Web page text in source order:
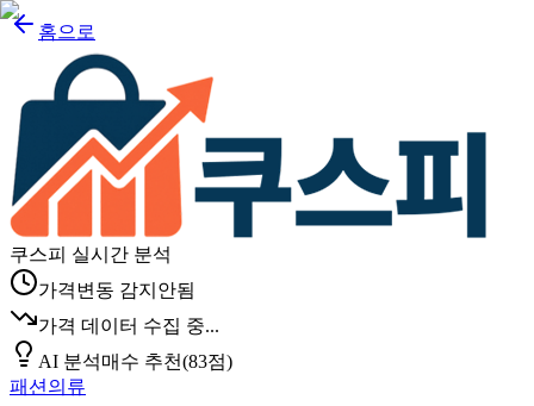
홈으로
쿠스피 실시간 분석
가격변동 감지안됨
가격 데이터 수집 중...
AI 분석매수 추천(83점)
패션의류